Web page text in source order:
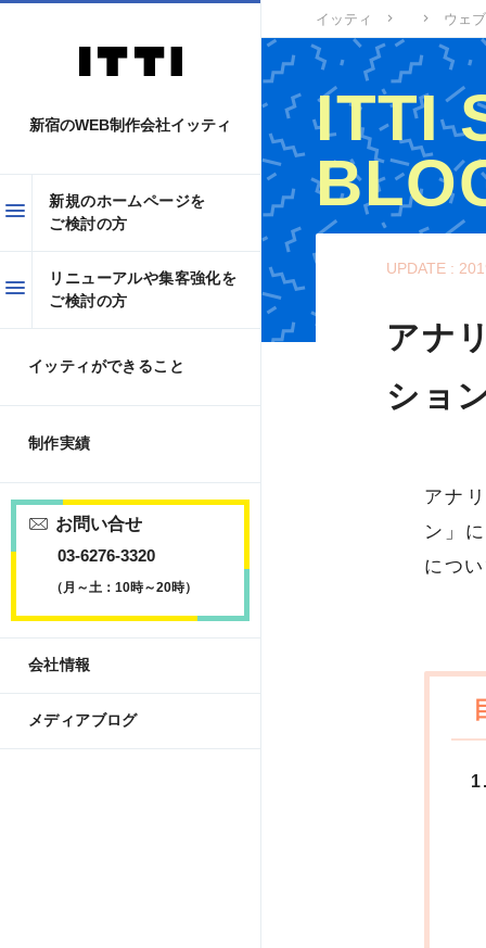
イッティ ウェ
ITTI
UPDATE :
アナ
ショ
アナ
ン」
につ
新宿のWEB制作会社イッティ
新規のホームページを
ご検討の方
リニューアルや集客強化を
ご検討の方
イッティができること
制作実績
お問い合せ
03-6276-3320
（月～土：10時～20時）
会社情報
メディアブログ